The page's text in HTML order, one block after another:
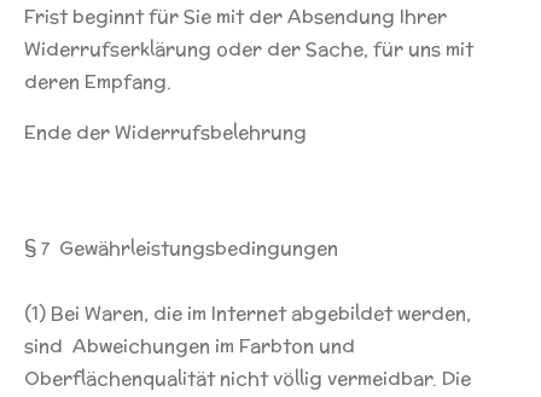
Frist beginnt für Sie mit der Absendung Ihrer
Widerrufserklärung oder der Sache, für uns mit
deren Empfang.
Ende der Widerrufsbelehrung
§ 7 Gewährleistungsbedingungen
(1) Bei Waren, die im Internet abgebildet werden,
sind Abweichungen im Farbton und
Oberflächenqualität nicht völlig vermeidbar. Die